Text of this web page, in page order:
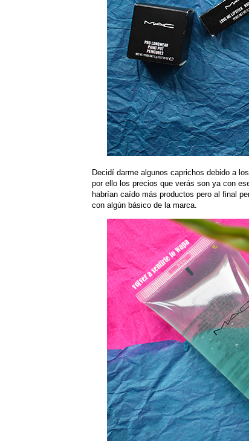
Decidí darme algunos caprichos debido a
por ello los precios que verás son ya con
habrían caído más productos pero al final
con algún básico de la marca.